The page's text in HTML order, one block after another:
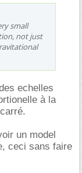
small
not just
echelles
à la
un model
ceci sans faire